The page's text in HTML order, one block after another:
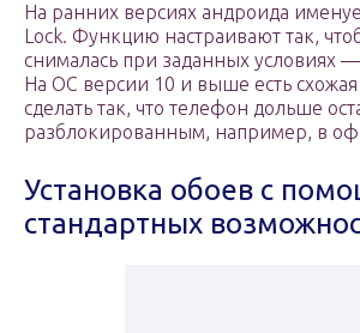
На ранних версиях андроида
Lock. Функцию настраивают так,
снималась при заданных условиях
На ОС версии 10 и выше есть
сделать так, что телефон дольше
разблокированным, например, в
Установка обоев с
стандартных